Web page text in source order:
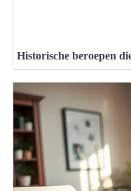
Historische beroepen